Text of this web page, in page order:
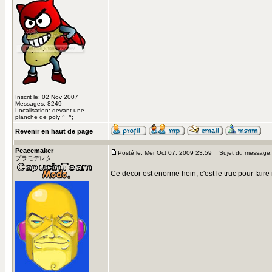
Inscrit le: 02 Nov 2007
Messages: 8249
Localisation: devant une
planche de poly ^_^;
Revenir en haut de page
Peacemaker
プラモデレタ
Posté le: Mer Oct 07, 2009 23:59 Sujet du message:
Ce decor est enorme hein, c'est le truc pour